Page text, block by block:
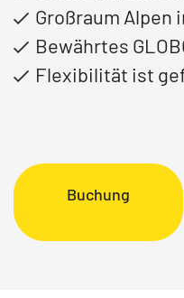
Großraum Alpen
Bewährtes
Flexibilität ist
Buchung